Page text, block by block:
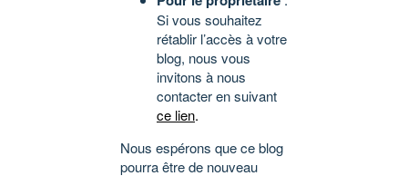
Si vous souhaitez
rétablir l’accès à votre
blog, nous vous
invitons à nous
contacter en suivant
ce lien.
Nous espérons que ce blog
pourra être de nouveau